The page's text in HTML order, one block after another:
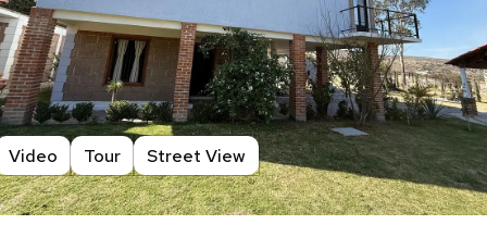
Video Tour Street View